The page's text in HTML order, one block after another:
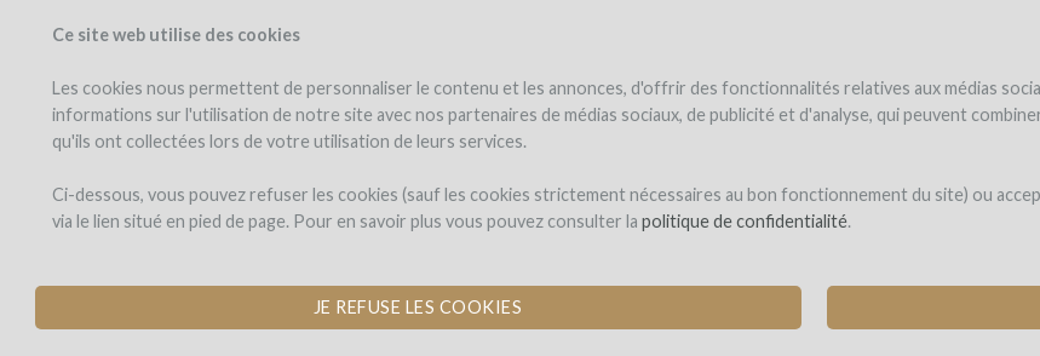
Ce site web utilise des cookies
Les cookies nous permettent de personnaliser le contenu et les annonces, d'offrir des fonctionnalités relatives aux médias
informations sur l'utilisation de notre site avec nos partenaires de médias sociaux, de publicité et d'analyse, qui peuvent
qu'ils ont collectées lors de votre utilisation de leurs services.
Ci-dessous, vous pouvez refuser les cookies (sauf les cookies strictement nécessaires au bon fonctionnement du site) ou
via le lien situé en pied de page. Pour en savoir plus vous pouvez consulter la politique de confidentialité.
JE REFUSE LES COOKIES